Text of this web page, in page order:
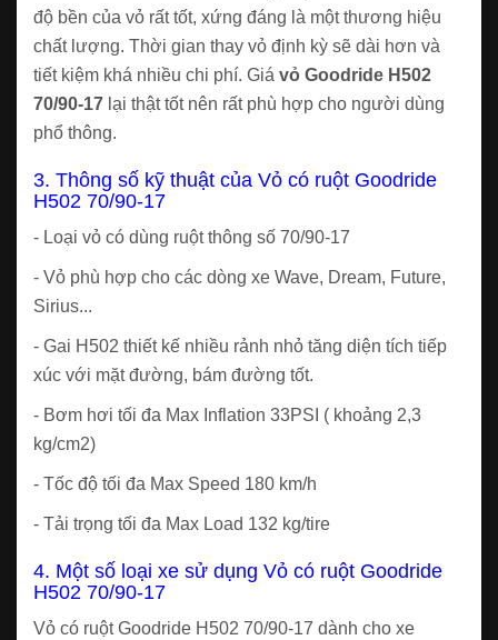
độ bền của vỏ rất tốt, xứng đáng là một thương hiệu
chất lượng. Thời gian thay vỏ định kỳ sẽ dài hơn và
tiết kiệm khá nhiều chi phí. Giá vỏ Goodride H502
70/90-17 lại thật tốt nên rất phù hợp cho người dùng
phổ thông.
3. Thông số kỹ thuật của Vỏ có ruột Goodride
H502 70/90-17
- Loại vỏ có dùng ruột thông số 70/90-17
- Vỏ phù hợp cho các dòng xe Wave, Dream, Future,
Sirius...
- Gai H502 thiết kế nhiều rảnh nhỏ tăng diện tích tiếp
xúc với mặt đường, bám đường tốt.
- Bơm hơi tối đa Max Inflation 33PSI ( khoảng 2,3
kg/cm2)
- Tốc độ tối đa Max Speed 180 km/h
- Tải trọng tối đa Max Load 132 kg/tire
4. Một số loại xe sử dụng Vỏ có ruột Goodride
H502 70/90-17
Vỏ có ruột Goodride H502 70/90-17 dành cho xe